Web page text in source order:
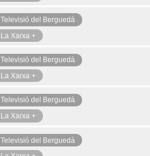
Televisió del Berguedà
La Xarxa +
Televisió del Berguedà
La Xarxa +
Televisió del Berguedà
La Xarxa +
Televisió del Berguedà